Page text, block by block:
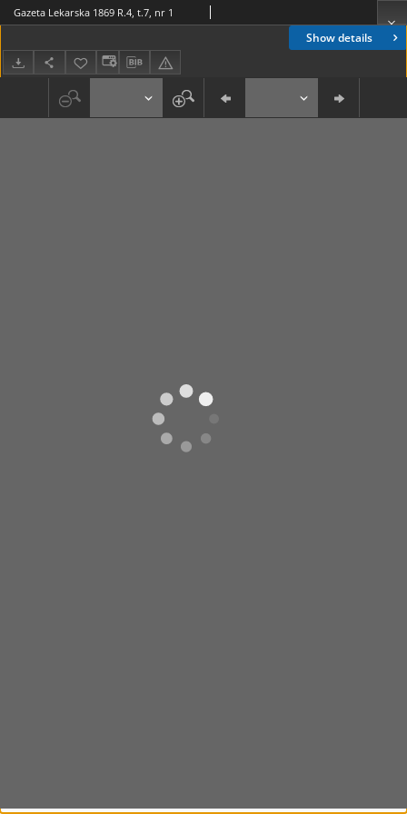
Show details
Gazeta Lekarska 1869 R.4, t.7, nr 1